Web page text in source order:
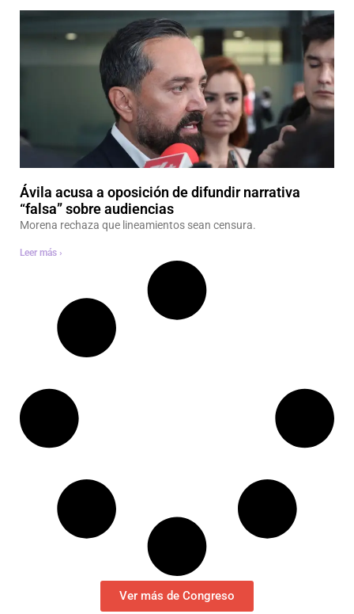
Ávila acusa a oposición de difundir narrativa
“falsa” sobre audiencias
Morena rechaza que lineamientos sean censura.
Leer más ›
Ver más de Congreso